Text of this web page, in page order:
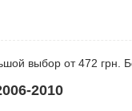
выбор от 472 грн.
2010